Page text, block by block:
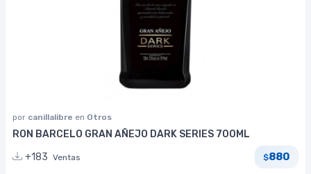
por canillalibre en Otros
RON BARCELO GRAN AÑEJO DARK SERIES 700ML
+183 Ventas $880